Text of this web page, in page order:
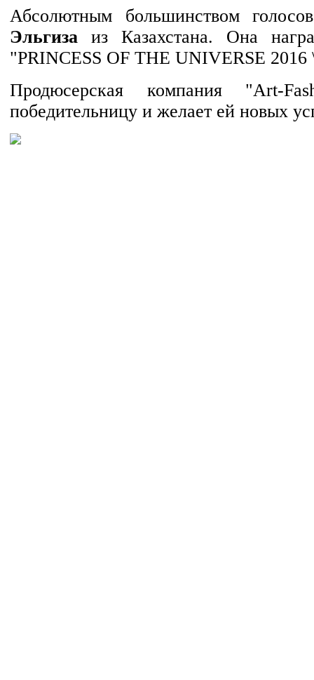
Абсолютным большинством
Эльгиза из Казахстана. Она
"PRINCESS OF THE UNIVERSE
Продюсерская компания "Art-
победительницу и желает ей новых